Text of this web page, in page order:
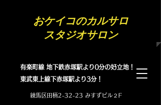
​おケイコのカルサロ
スタジオサロン
有楽町線 地下鉄赤塚駅より0分の好立地！
​東武東上線下赤塚駅より3分！
練馬区田柄2-32-23 みすずビル２F